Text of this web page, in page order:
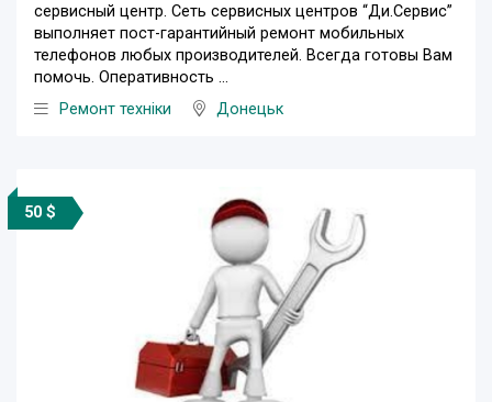
сервисный центр. Сеть сервисных центров “Ди.Сервис”
выполняет пост-гарантийный ремонт мобильных
телефонов любых производителей. Всегда готовы Вам
помочь. Оперативность ...
Ремонт техніки
Донецьк
50 $